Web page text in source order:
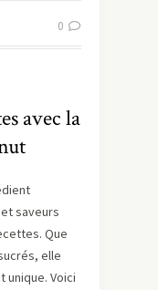
0
avec la
saveurs
Que
elle
unique. Voici